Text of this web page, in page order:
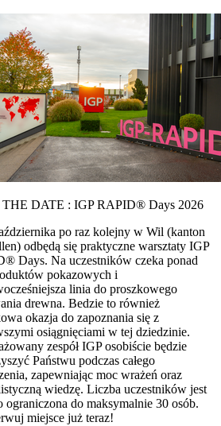
THE DATE : IGP RAPID® Days 2026
po raz kolejny w Wil (kanton
odbędą się praktyczne warsztaty IGP
Days. Na uczestników czeka ponad
pokazowych i
linia do proszkowego
drewna. Bedzie to również
okazja do zapoznania się z
osiągnięciami w tej dziedzinie.
zespół IGP osobiście będzie
Państwu podczas całego
zapewniając moc wrażeń oraz
wiedzę. Liczba uczestników jest
ograniczona do maksymalnie 30 osób.
miejsce już teraz!